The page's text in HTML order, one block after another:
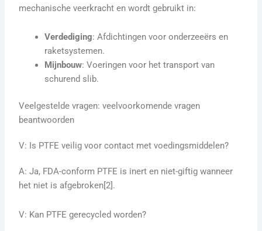
mechanische veerkracht en wordt gebruikt in:
Verdediging: Afdichtingen voor onderzeeërs en
raketsystemen.
Mijnbouw: Voeringen voor het transport van
schurend slib.
Veelgestelde vragen: veelvoorkomende vragen
beantwoorden
V: Is PTFE veilig voor contact met voedingsmiddelen?
A: Ja, FDA-conform PTFE is inert en niet-giftig wanneer
het niet is afgebroken[2].
V: Kan PTFE gerecycled worden?